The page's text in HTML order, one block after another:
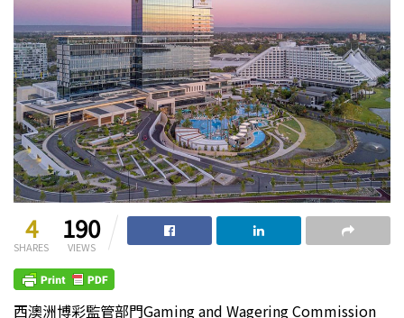
4
SHARES
190
VIEWS
西澳洲博彩監管部門Gaming and Wagering Commission